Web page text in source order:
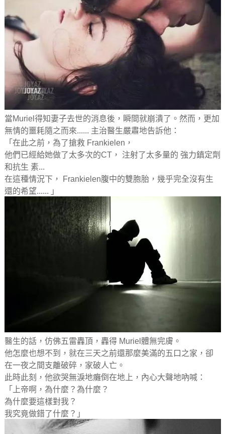
當Muriel得知妻子去世的消息後，瞬間就崩潰了。然而，更加
無情的噩耗隨之而來...... 主治醫生嚴肅地告訴他：
「在此之前，為了搶救 Frankielen，
他們已經給她做了太多次的CT， 注射了太多量的 強力鎮定劑
和抗生 素...
在這種情況下， Frankielen腹中的雙胞胎，幾乎完全沒有生
還的希望...... 」
醫生的話，仿佛五雷轟頂，轟得 Muriel體無完膚。
他怎麼也想不到，就在三天之前還那麼美滿的五口之家，卻
在一夜之間支離破碎，家破人亡。
此時此刻，他欲哭無淚地癱倒在地上，內心大聲地吶喊：
「上帝啊，為什麼？為什麼？
為什麼要這樣對我？
我究竟做錯了什麼？」